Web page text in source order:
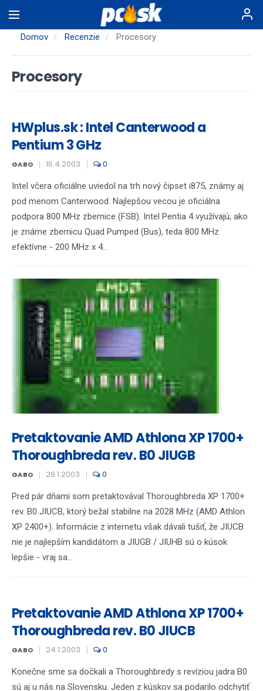
na
hlavnýDomov Recenzie Procesory
Procesory
HWplus.sk : Intel Canterwood a
Pentium 3 GHz
GABO 16.4.2003 0
Intel včera oficiálne uviedol na trh nový čipset i875, známy aj
pod menom Canterwood. Najlepšou vecou je oficiálna
podpora 800 MHz zbernice (FSB). Intel Pentia 4 využívajú, ako
je známe zbernicu Quad Pumped (Bus), teda 800 MHz
efektívne - 200 MHz x 4...
Pretaktovanie AMD Athlona XP 1700+
Thoroughbreda rev. B0 JIUGB
GABO 29.1.2003 0
Pred pár dňami som pretaktovával Thoroughbreda XP 1700+
rev. B0 JIUCB, ktorý bežal stabilne na 2028 MHz (AMD Athlon
XP 2400+). Informácie z internetu však dávali tušiť, že JIUCB
nie je najlepším kandidátom a JIUGB / JIUHB sú o kúsok
lepšie - vraj sa...
Pretaktovanie AMD Athlona XP 1700+
Thoroughbreda rev. B0 JIUCB
GABO 24.1.2003 0
Konečne sme sa dočkali a Thoroughbredy s revíziou jadra B0
sú aj u nás na Slovensku. Jeden z kúskov sa podarilo odchytiť